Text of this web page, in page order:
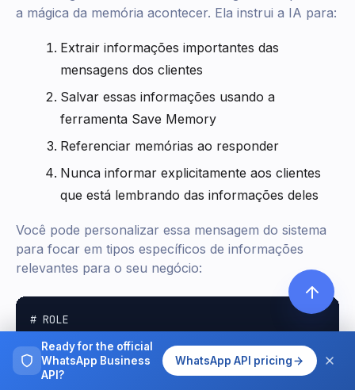
a mágica da memória acontecer. Ela instrui a IA para:
Extrair informações importantes das
mensagens dos clientes
Salvar essas informações usando a
ferramenta Save Memory
Referenciar memórias ao responder
Nunca informar explicitamente aos clientes
que está lembrando das informações deles
Você pode personalizar essa mensagem do sistema
para focar em tipos específicos de informações
relevantes para o seu negócio:
# ROLE
You are a friendly AI assistant for [Your Business
You are currently talking to a customer over
Ready for the official
WhatsApp Business
API?
WhatsApp API pricing